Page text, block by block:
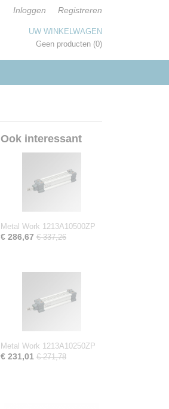
Inloggen Registreren
UW WINKELWAGEN
Geen producten (0)
Ook interessant
Metal Work 1213A10500ZP
€ 286,67 € 337,26
Metal Work 1213A10250ZP
€ 231,01 € 271,78